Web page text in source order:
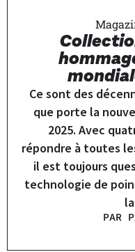
Ce sont des
que porte la
2025. Avec
répondre à toutes
il est toujours
technologie de
PAR